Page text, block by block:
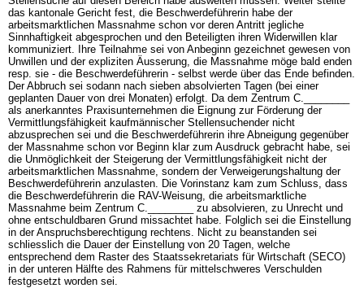
das kantonale Gericht fest, die Beschwerdeführerin habe der
arbeitsmarktlichen Massnahme schon vor deren Antritt jegliche
Sinnhaftigkeit abgesprochen und den Beteiligten ihren Widerwillen klar
kommuniziert. Ihre Teilnahme sei von Anbeginn gezeichnet gewesen von
Unwillen und der expliziten Äusserung, die Massnahme möge bald enden
resp. sie - die Beschwerdeführerin - selbst werde über das Ende befinden.
Der Abbruch sei sodann nach sieben absolvierten Tagen (bei einer
geplanten Dauer von drei Monaten) erfolgt. Da dem Zentrum C.________
als anerkanntes Praxisunternehmen die Eignung zur Förderung der
Vermittlungsfähigkeit kaufmännischer Stellensuchender nicht
abzusprechen sei und die Beschwerdeführerin ihre Abneigung gegenüber
der Massnahme schon vor Beginn klar zum Ausdruck gebracht habe, sei
die Unmöglichkeit der Steigerung der Vermittlungsfähigkeit nicht der
arbeitsmarktlichen Massnahme, sondern der Verweigerungshaltung der
Beschwerdeführerin anzulasten. Die Vorinstanz kam zum Schluss, dass
die Beschwerdeführerin die RAV-Weisung, die arbeitsmarktliche
Massnahme beim Zentrum C.________ zu absolvieren, zu Unrecht und
ohne entschuldbaren Grund missachtet habe. Folglich sei die Einstellung
in der Anspruchsberechtigung rechtens. Nicht zu beanstanden sei
schliesslich die Dauer der Einstellung von 20 Tagen, welche
entsprechend dem Raster des Staatssekretariats für Wirtschaft (SECO)
in der unteren Hälfte des Rahmens für mittelschweres Verschulden
festgesetzt worden sei.